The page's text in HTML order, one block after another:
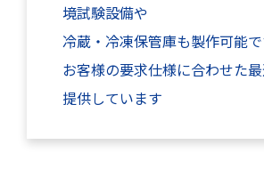
境試験設備や
冷蔵・冷凍保管庫も製作可能で
お客様の要求仕様に合わせた
提供しています